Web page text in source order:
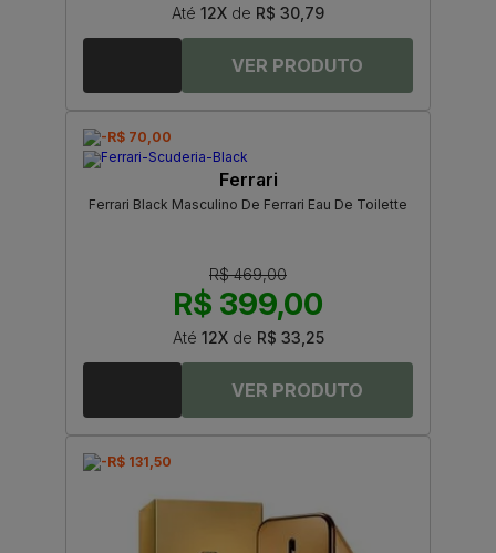
Até 12X de R$ 30,79
-R$ 70,00
Ferrari
Ferrari Black Masculino De Ferrari Eau De Toilette
R$ 469,00
R$ 399,00
Até 12Xde R$ 33,25
-R$ 131,50